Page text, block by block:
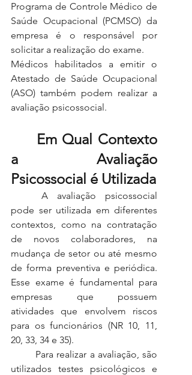
Programa de Controle Médico de
Saúde Ocupacional (PCMSO) da
empresa é o responsável por
solicitar a realização do exame.
Médicos habilitados a emitir o
Atestado de Saúde Ocupacional
(ASO) também podem realizar a
avaliação psicossocial.
a Avaliação
Psicossocial é Utilizada
pode ser utilizada em diferentes
contextos, como na contratação
de novos colaboradores, na
mudança de setor ou até mesmo
de forma preventiva e periódica.
Esse exame é fundamental para
empresas que possuem
atividades que envolvem riscos
para os funcionários (NR 10, 11,
20, 33, 34 e 35).
utilizados testes psicológicos e